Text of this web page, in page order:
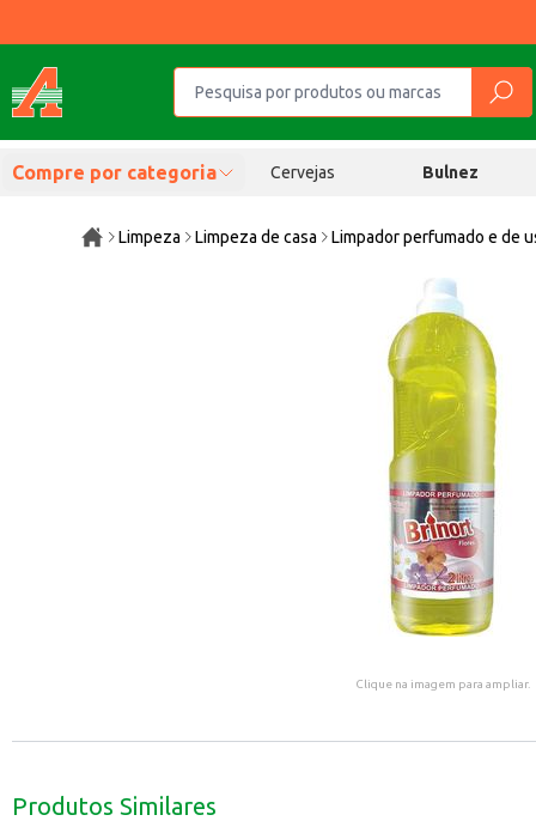
Compre por categoria Cervejas Bulnez
Limpeza Limpeza de casa Limpador perfumado e de
Clique na imagem para ampliar.
Produtos Similares